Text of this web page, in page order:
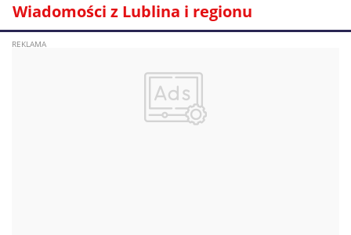
Wiadomości z Lublina i regionu